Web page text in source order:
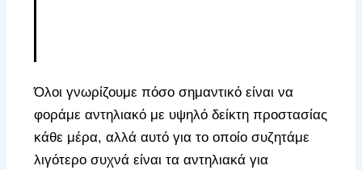
Όλοι γνωρίζουμε πόσο σημαντικό είναι να
φοράμε αντηλιακό με υψηλό δείκτη προστασίας
κάθε μέρα, αλλά αυτό για το οποίο συζητάμε
λιγότερο συχνά είναι τα αντηλιακά για